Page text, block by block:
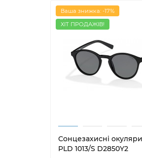
Ваша знижка: -17%
ХІТ ПРОДАЖІВ!
Сонцезахисні
PLD 1013/S D2850Y2